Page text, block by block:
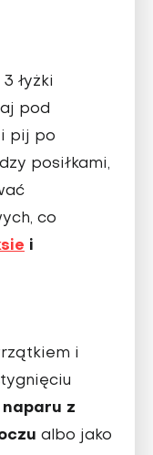
łyżki
pod
i pij po
posiłkami,
co
i
i
naparu z
albo jako